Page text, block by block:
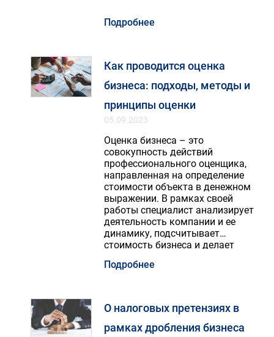
Подробнее
Как проводится оценка
бизнеса: подходы, методы и
принципы оценки
05.09.2023
Оценка бизнеса – это
совокупность действий
профессионального оценщика,
направленная на определение
стоимости объекта в денежном
выражении. В рамках своей
работы специалист анализирует
деятельность компании и ее
динамику, подсчитывает
стоимость бизнеса и делает
перспективах. Главным законом
РФ».
Подробнее
О налоговых претензиях в
рамках дробления бизнеса